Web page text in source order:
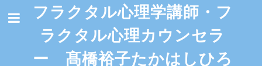
フラクタル心理学講師・フ
ラクタル心理カウンセラ
ー 髙橋裕子たかはしひろ